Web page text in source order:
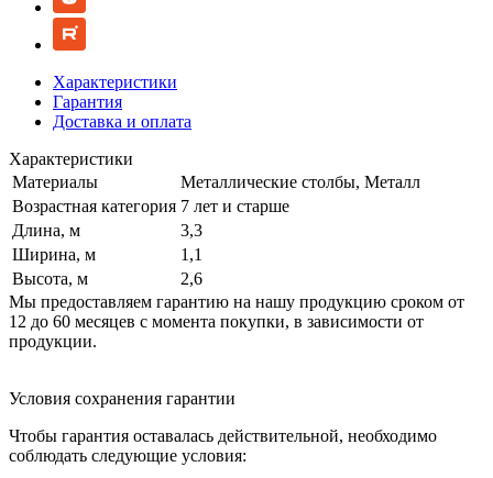
Характеристики
Гарантия
Доставка и оплата
Характеристики
Материалы
Металлические столбы, Металл
Возрастная категория 7 лет и старше
Длина, м
3,3
Ширина, м
1,1
Высота, м
2,6
Мы предоставляем гарантию на нашу продукцию сроком от
12 до 60 месяцев с момента покупки, в зависимости от
продукции.
Условия сохранения гарантии
Чтобы гарантия оставалась действительной, необходимо
соблюдать следующие условия: